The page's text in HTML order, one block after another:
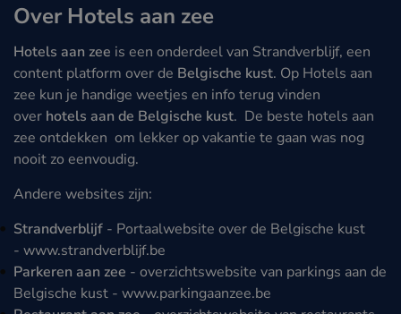
Over Hotels aan zee
Hotels aan zee is een onderdeel van Strandverblijf, een
content platform over de Belgische kust. Op Hotels aan
zee kun je handige weetjes en info terug vinden
over hotels aan de Belgische kust. De beste hotels aan
zee ontdekken om lekker op vakantie te gaan was nog
nooit zo eenvoudig.
Andere websites zijn:
Strandverblijf - Portaalwebsite over de Belgische kust
- www.strandverblijf.be
Parkeren aan zee - overzichtswebsite van parkings aan de
Belgische kust - www.parkingaanzee.be